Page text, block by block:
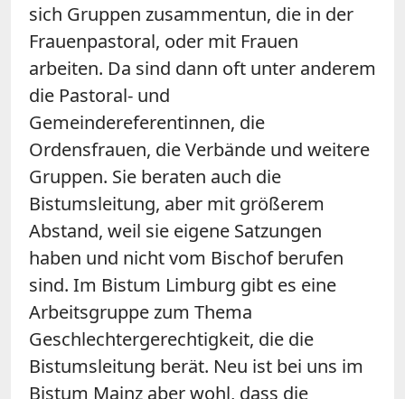
sich Gruppen zusammentun, die in der
Frauenpastoral, oder mit Frauen
arbeiten. Da sind dann oft unter anderem
die Pastoral- und
Gemeindereferentinnen, die
Ordensfrauen, die Verbände und weitere
Gruppen. Sie beraten auch die
Bistumsleitung, aber mit größerem
Abstand, weil sie eigene Satzungen
haben und nicht vom Bischof berufen
sind. Im Bistum Limburg gibt es eine
Arbeitsgruppe zum Thema
Geschlechtergerechtigkeit, die die
Bistumsleitung berät. Neu ist bei uns im
Bistum Mainz aber wohl, dass die